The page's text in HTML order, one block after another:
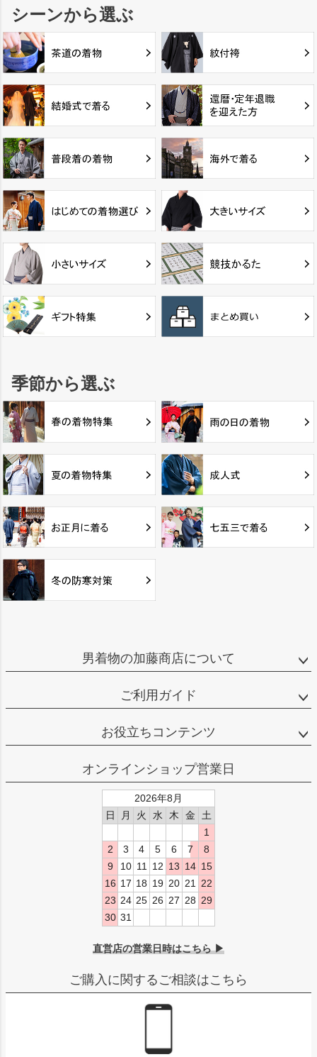
シーンから選ぶ
季節から選ぶ
男着物の加藤商店について
ご利用ガイド
お役立ちコンテンツ
オンラインショップ営業日
2026年8月
日
月 火 水 木 金
土
1
2
3 4 5 6 7
8
9
10 11 12 13 14 15
16 17 18 19 20 21
22
23 24 25 26 27 28 29
30 31
直営店の営業日時はこちら ▶
ご購入に関するご相談はこちら